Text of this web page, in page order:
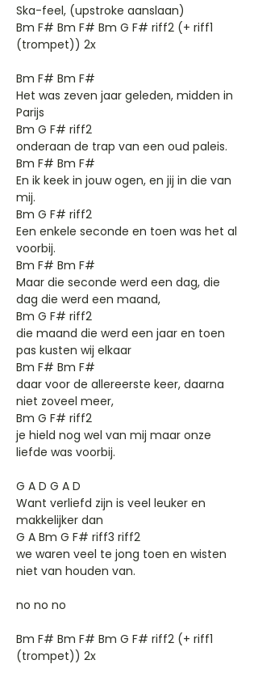
Ska-feel, (upstroke aanslaan)
Bm F# Bm F# Bm G F# riff2 (+ riff1
(trompet)) 2x
Bm F# Bm F#
Het was zeven jaar geleden, midden in
Parijs
Bm G F# riff2
onderaan de trap van een oud paleis.
Bm F# Bm F#
En ik keek in jouw ogen, en jij in die van
mij.
Bm G F# riff2
Een enkele seconde en toen was het al
voorbij.
Bm F# Bm F#
Maar die seconde werd een dag, die
dag die werd een maand,
Bm G F# riff2
die maand die werd een jaar en toen
pas kusten wij elkaar
Bm F# Bm F#
daar voor de allereerste keer, daarna
niet zoveel meer,
Bm G F# riff2
je hield nog wel van mij maar onze
liefde was voorbij.
G A D G A D
Want verliefd zijn is veel leuker en
makkelijker dan
G A Bm G F# riff3 riff2
we waren veel te jong toen en wisten
niet van houden van.
no no no
Bm F# Bm F# Bm G F# riff2 (+ riff1
(trompet)) 2x